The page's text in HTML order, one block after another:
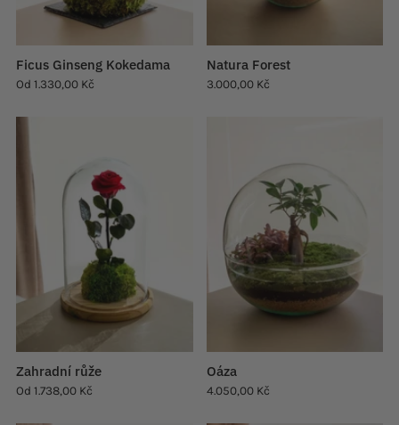
Ficus Ginseng Kokedama
Od 1.330,00 Kč
Natura Forest
3.000,00 Kč
Zahradní růže
Od 1.738,00 Kč
Oáza
4.050,00 Kč